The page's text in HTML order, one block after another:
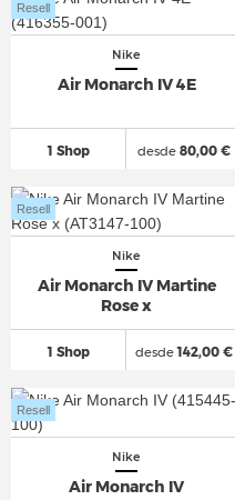
Nike
Air Monarch IV 4E
1 Shop
Resell
desde 80,00 €
Nike
Air Monarch IV Martine
Rose x
1 Shop
Resell
desde142,00 €
Nike
Air Monarch IV
Resell